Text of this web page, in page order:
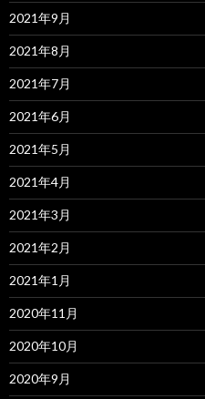
2021年9月
2021年8月
2021年7月
2021年6月
2021年5月
2021年4月
2021年3月
2021年2月
2021年1月
2020年11月
2020年10月
2020年9月